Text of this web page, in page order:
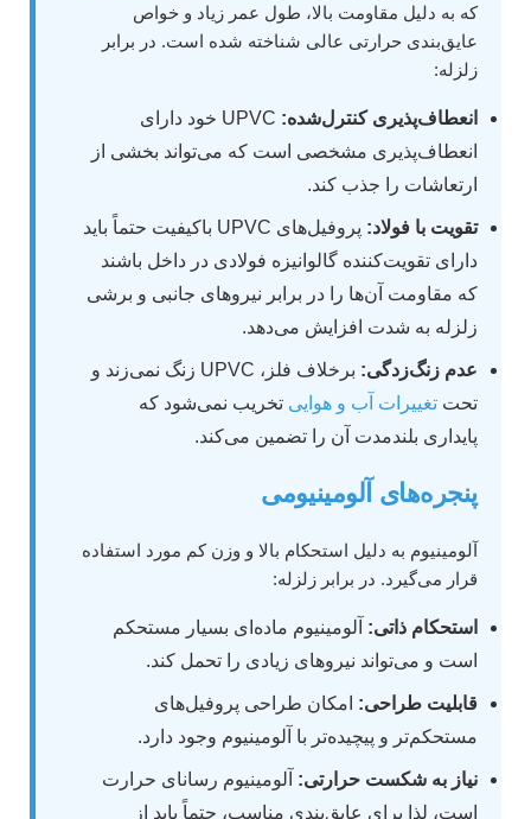
که به دلیل مقاومت بالا، طول عمر زیاد و خواص
عایق‌بندی حرارتی عالی شناخته شده است. در برابر
زلزله:
انعطاف‌پذیری کنترل‌شده:
UPVC خود دارای
انعطاف‌پذیری مشخصی است که می‌تواند بخشی از
ارتعاشات را جذب کند.
تقویت با فولاد:
پروفیل‌های UPVC باکیفیت حتماً باید
دارای تقویت‌کننده گالوانیزه فولادی در داخل باشند
که مقاومت آن‌ها را در برابر نیروهای جانبی و برشی
زلزله به شدت افزایش می‌دهد.
عدم زنگ‌زدگی:
برخلاف فلز، UPVC زنگ نمی‌زند و
تحت تغییرات آب و هوایی تخریب نمی‌شود که
پایداری بلندمدت آن را تضمین می‌کند.
پنجره‌های آلومینیومی
آلومینیوم به دلیل استحکام بالا و وزن کم مورد استفاده
قرار می‌گیرد. در برابر زلزله:
استحکام ذاتی: آلومینیوم ماده‌ای بسیار مستحکم
است و می‌تواند نیروهای زیادی را تحمل کند.
قابلیت طراحی: امکان طراحی پروفیل‌های
مستحکم‌تر و پیچیده‌تر با آلومینیوم وجود دارد.
نیاز به شکست حرارتی: آلومینیوم رسانای حرارت
است، لذا برای عایق‌بندی مناسب، حتماً باید از